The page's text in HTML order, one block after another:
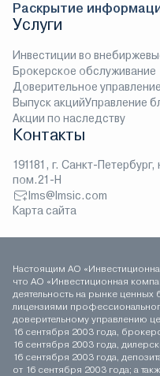
Раскрытие
Услуги
Инвестиции во
Брокерское обслуживание
Доверительное
Выпуск акцийУправление
Акции по наследству
Контакты
191181, г. Санкт-
пом.21-Н
lms@lmsic.com
Карта сайта
Настоящим АО
что АО «Инвестиционная
деятельность на рынке
лицензиями
доверительному управлению
16 сентября 2003 года,
16 сентября 2003 года,
16 сентября 2003 года,
от 16 сентября 2003 года; а